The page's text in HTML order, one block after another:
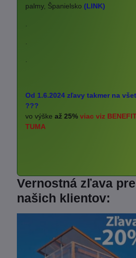
palmy, Španielsko (LINK)
Od 1.6.2024 zľavy takmer na
???
vo výške až 25% viac viz
TUMA
Vernostná zľava pre
našich klientov: